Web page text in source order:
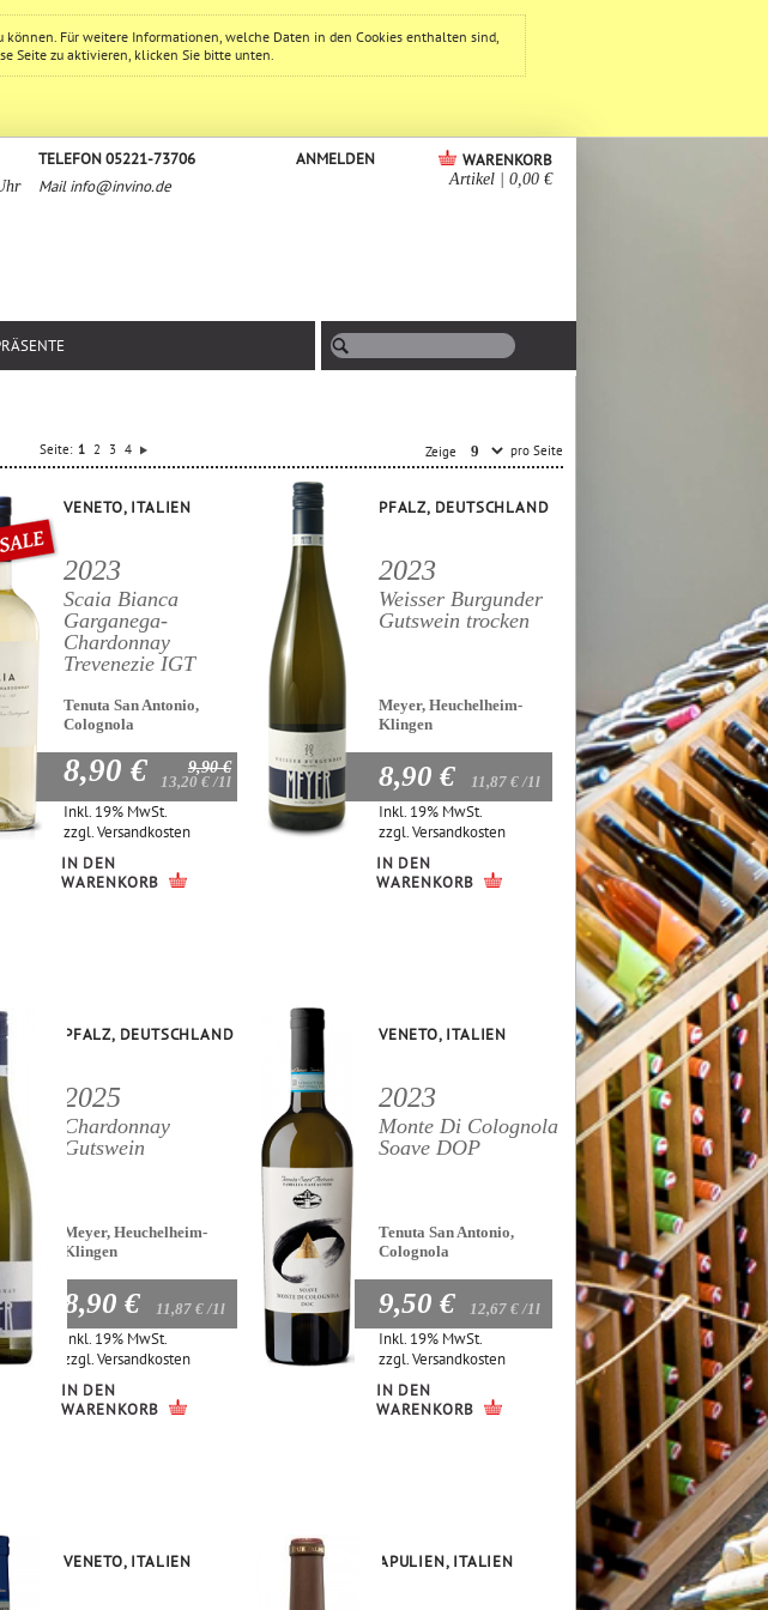
Für weitere Informationen, welche Daten in den Cookies enthalten sind,
Seite zu aktivieren, klicken Sie bitte unten.
TELEFON 05221-73706
Mailinfo@invino.de
WARENKORB
Artikel 0,00 €
ANMELDEN
Zeige pro Seite
Seite: 1 2 3 4
VENETO, ITALIEN
2023
Scaia Bianca
Garganega-
Chardonnay
Trevenezie IGT
Tenuta San Antonio,
Colognola
9,90 €
8,90 € 13,20 € /1l
Inkl. 19% MwSt.
zzgl.Versandkosten
IN DEN
WARENKORB
PFALZ, DEUTSCHLAND
2023
Weisser Burgunder
Gutswein trocken
Meyer, Heuchelheim-
Klingen
8,90 € 11,87 € /1l
Inkl. 19% MwSt.
zzgl.Versandkosten
IN DEN
WARENKORB
PFALZ, DEUTSCHLAND
2025
Chardonnay
Gutswein
Meyer, Heuchelheim-
Klingen
8,90 € 11,87 € /1l
Inkl. 19% MwSt.
zzgl.Versandkosten
IN DEN
WARENKORB
VENETO, ITALIEN
2023
Monte Di Colognola
Soave DOP
Tenuta San Antonio,
Colognola
9,50 € 12,67 € /1l
Inkl. 19% MwSt.
zzgl.Versandkosten
IN DEN
WARENKORB
VENETO, ITALIEN APULIEN, ITALIEN